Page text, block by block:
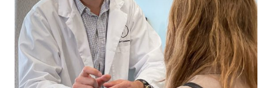
Conseils postopératoires suite à
des chirurgies esthétiques
FAQ